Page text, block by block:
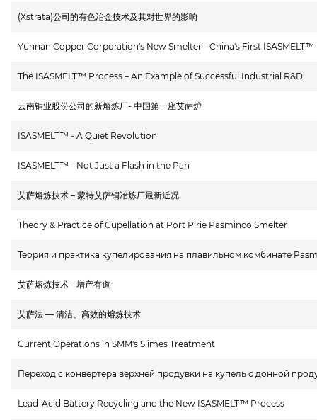
(Xstrata)公司的有色冶金技术及其对世界的影响
Yunnan Copper Corporation's New Smelter - China's First ISASMELT™
The ISASMELT™ Process – An Example of Successful Industrial R&D
云南铜业股份公司的新熔炼厂- 中国第一座艾萨炉
ISASMELT™ - A Quiet Revolution
ISASMELT™ - Not Just a Flash in the Pan
艾萨熔炼技术 – 蒙特艾萨铜冶炼厂最新近况
Theory & Practice of Cupellation at Port Pirie Pasminco Smelter
Теория и практика купелирования на плавильном комбинате
艾萨熔炼技术 - 增产有道
艾萨法 — 清洁、高效的熔炼技术
Current Operations in SMM's Slimes Treatment
Переход с конвертера верхней продувки на купель с донной
Lead-Acid Battery Recycling and the New ISASMELT™ Process